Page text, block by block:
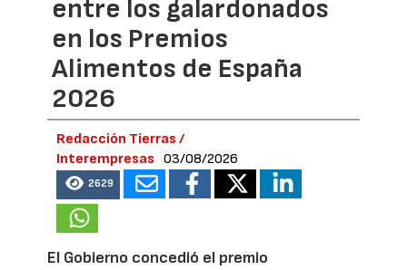
entre los galardonados
en los Premios
Alimentos de España
2026
Redacción Tierras /
Interempresas
03/08/2026
2629
El Gobierno concedió el premio